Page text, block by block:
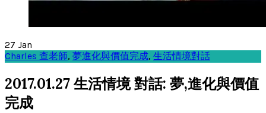
27 Jan
Charles 查老師, 夢進化與價值完成, 生活情境對話
2017.01.27 生活情境 對話: 夢,進化與價值
完成